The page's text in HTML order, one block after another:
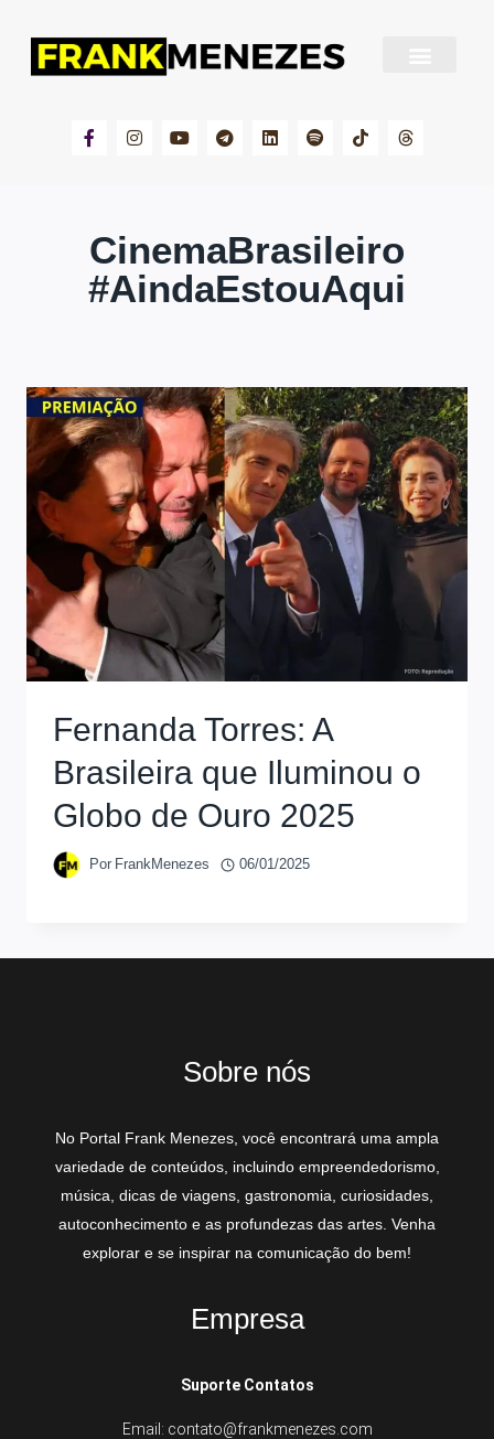
CinemaBrasileiro
#AindaEstouAqui
Fernanda Torres: A
Brasileira que Iluminou o
Globo de Ouro 2025
Por FrankMenezes 06/01/2025
Sobre nós
No Portal Frank Menezes, você encontrará uma ampla
variedade de conteúdos, incluindo empreendedorismo,
música, dicas de viagens, gastronomia, curiosidades,
autoconhecimento e as profundezas das artes. Venha
explorar e se inspirar na comunicação do bem!
Empresa
Suporte Contatos
Email: contato@frankmenezes.com